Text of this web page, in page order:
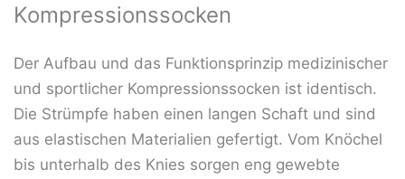
Kompressionssocken
Der Aufbau und das Funktionsprinzip medizinischer
und sportlicher Kompressionssocken ist identisch.
Die Strümpfe haben einen langen Schaft und sind
aus elastischen Materialien gefertigt. Vom Knöchel
bis unterhalb des Knies sorgen eng gewebte